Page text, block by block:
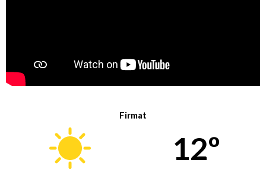
Firmat
12º